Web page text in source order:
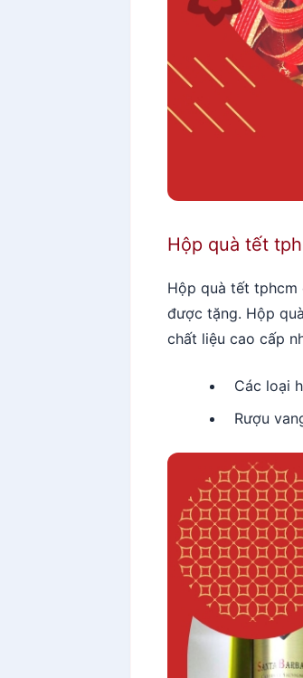
Hộp quà tết
Hộp quà tết tphcm
được tặng. Hộp
chất liệu cao cấp
Các loại
Rượu